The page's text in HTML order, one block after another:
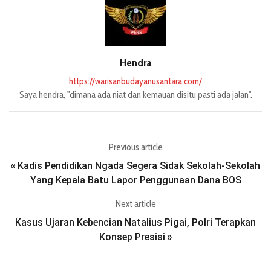
Hendra
https://warisanbudayanusantara.com/
Saya hendra, "dimana ada niat dan kemauan disitu pasti ada jalan".
Previous article
« Kadis Pendidikan Ngada Segera Sidak Sekolah-Sekolah
Yang Kepala Batu Lapor Penggunaan Dana BOS
Next article
Kasus Ujaran Kebencian Natalius Pigai, Polri Terapkan
Konsep Presisi »